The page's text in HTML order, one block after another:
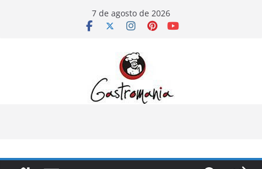
7 de agosto de 2026